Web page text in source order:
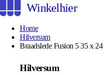
Winkelhier
Home
Hilversum
Braadslede Fusion 5 35 x
Hilversum